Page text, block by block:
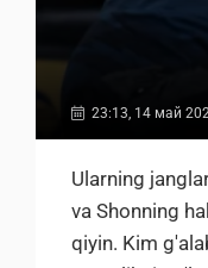
23:13, 14 май
Ularning
va Shonning
qiyin. Kim